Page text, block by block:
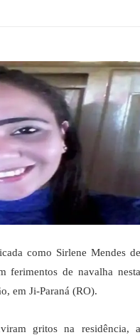
como Sirlene Mendes de
ferimentos de navalha nesta
em Ji-Paraná (RO).
gritos na residência, a